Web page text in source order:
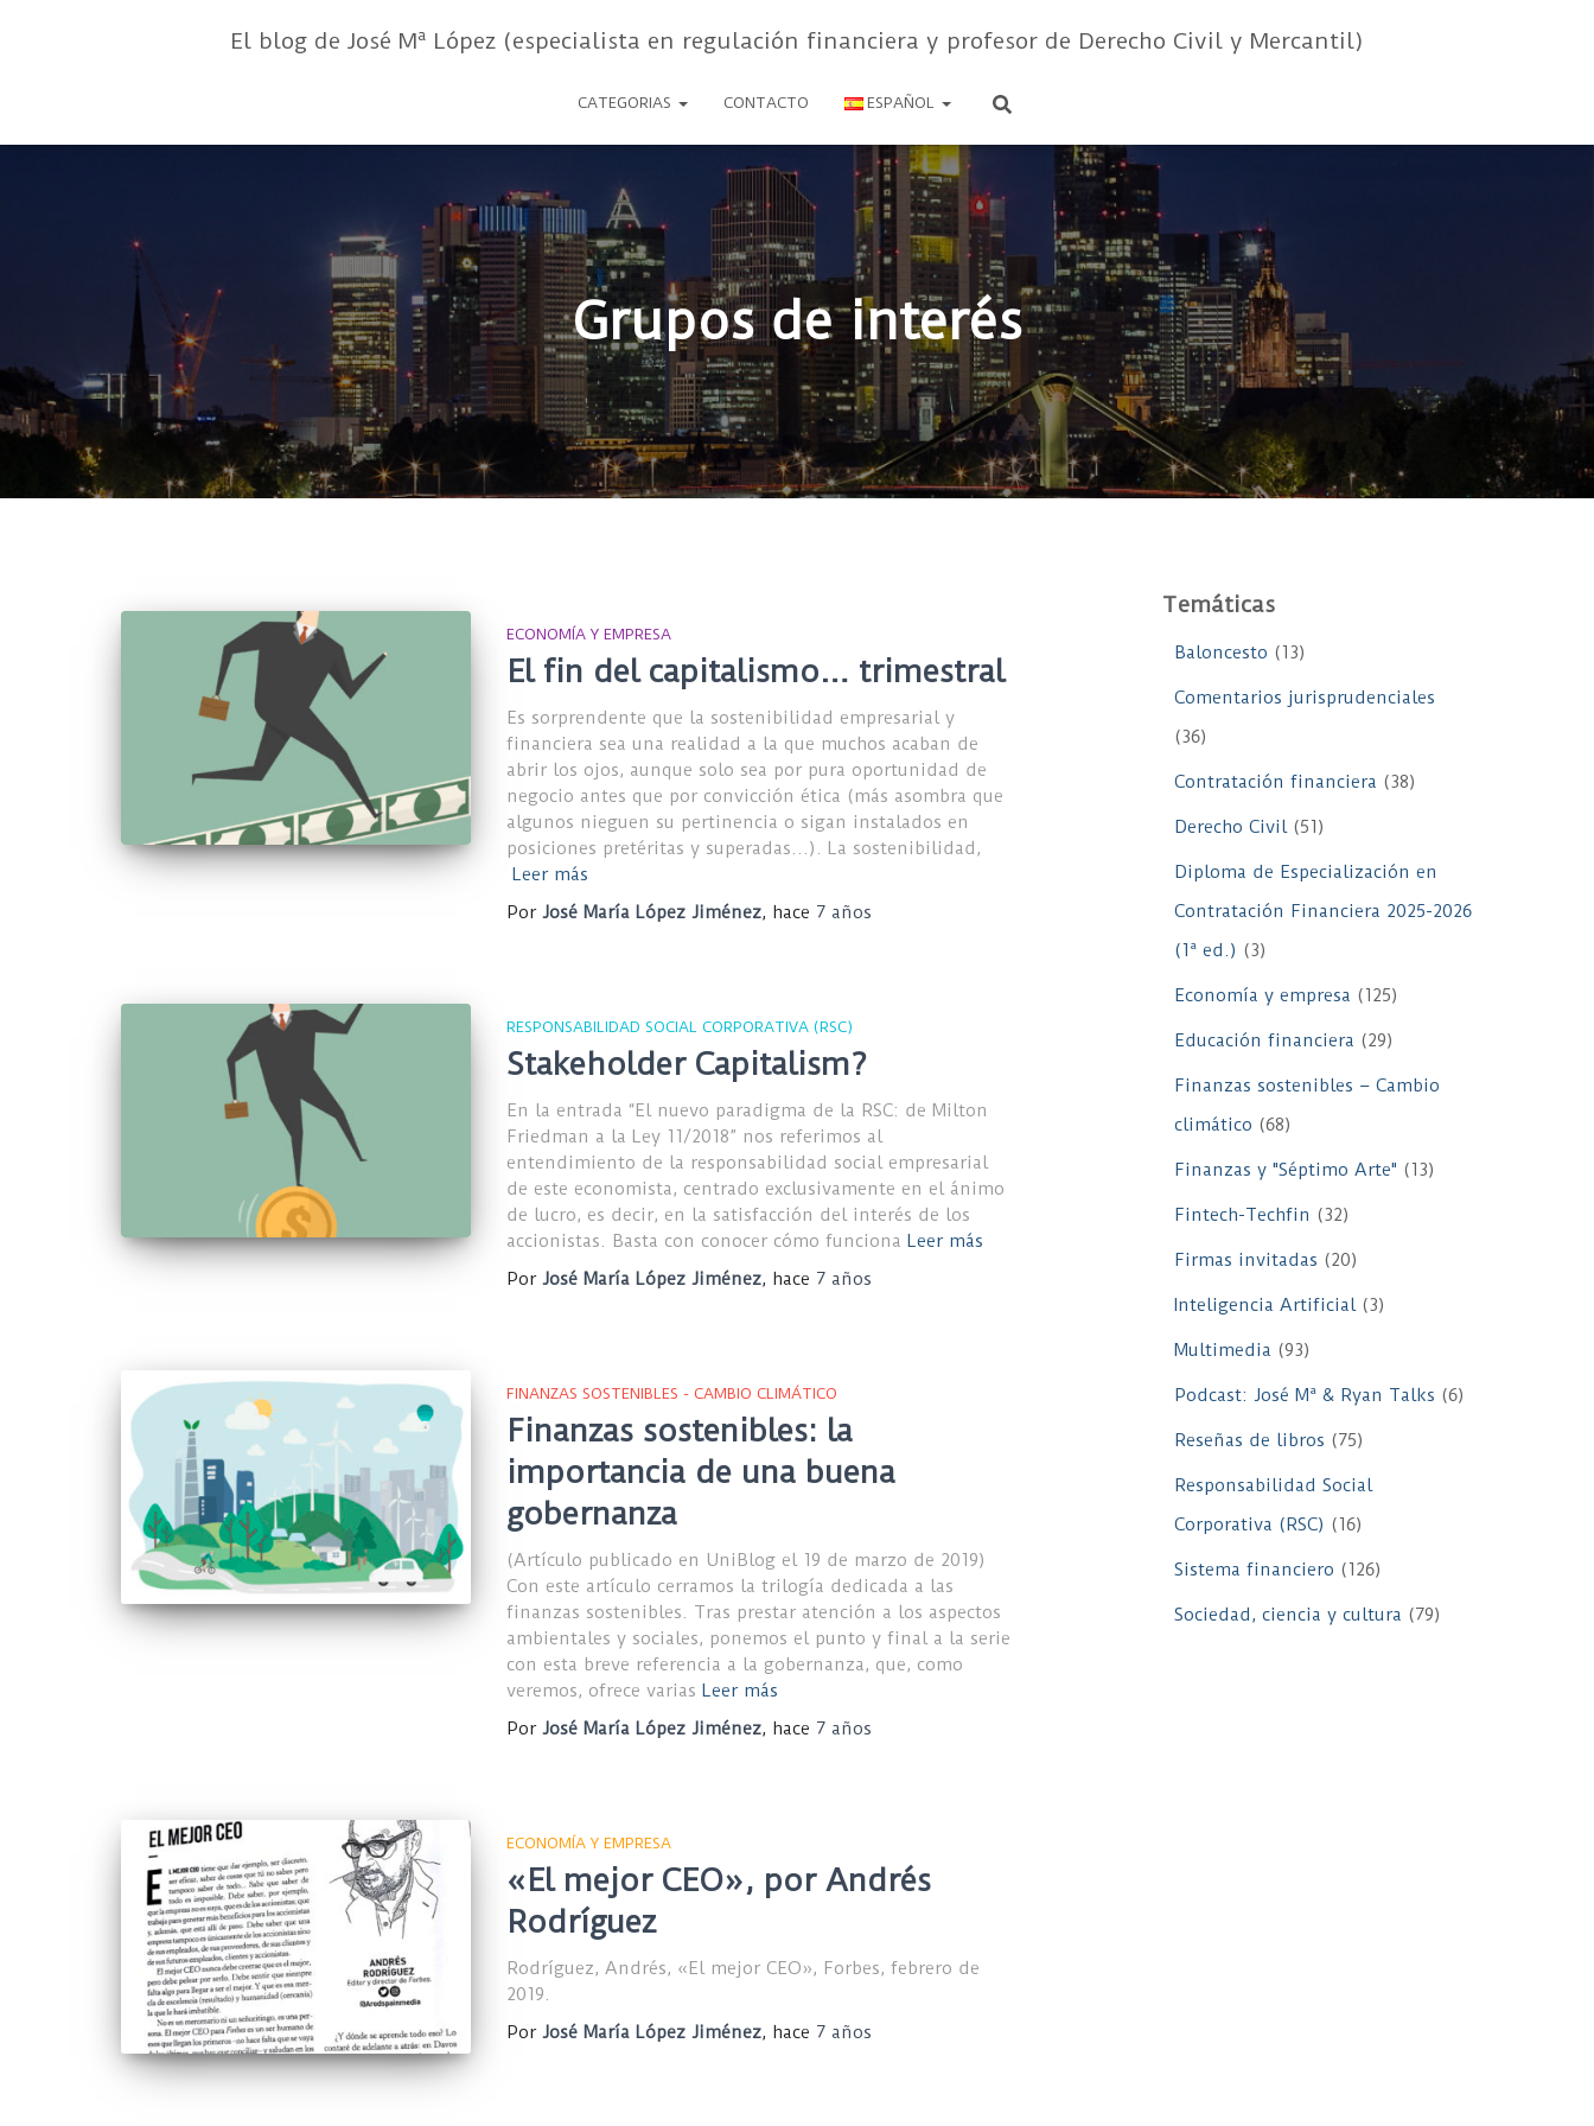
El blog de José Mª López (especialista en regulación financiera y profesor de Derecho Civil y Mercantil)
CATEGORIAS CONTACTO ESPAÑOL
Grupos de interés
ECONOMÍA Y EMPRESA
El fin del capitalismo… trimestral
Es sorprendente que la sostenibilidad empresarial y
financiera sea una realidad a la que muchos acaban de
abrir los ojos, aunque solo sea por pura oportunidad de
negocio antes que por convicción ética (más asombra que
algunos nieguen su pertinencia o sigan instalados en
posiciones pretéritas y superadas…). La sostenibilidad,
Leer más
Por José María López Jiménez, hace 7 años
RESPONSABILIDAD SOCIAL CORPORATIVA (RSC)
Stakeholder Capitalism?
En la entrada “El nuevo paradigma de la RSC: de Milton
Friedman a la Ley 11/2018” nos referimos al
entendimiento de la responsabilidad social empresarial
de este economista, centrado exclusivamente en el ánimo
de lucro, es decir, en la satisfacción del interés de los
accionistas. Basta con conocer cómo funciona Leer más
Por José María López Jiménez, hace 7 años
FINANZAS SOSTENIBLES - CAMBIO CLIMÁTICO
Finanzas sostenibles: la
importancia de una buena
gobernanza
(Artículo publicado en UniBlog el 19 de marzo de 2019)
Con este artículo cerramos la trilogía dedicada a las
finanzas sostenibles. Tras prestar atención a los aspectos
ambientales y sociales, ponemos el punto y final a la serie
con esta breve referencia a la gobernanza, que, como
veremos, ofrece varias Leer más
Por José María López Jiménez, hace 7 años
ECONOMÍA Y EMPRESA
«El mejor CEO», por Andrés
Rodríguez
Rodríguez, Andrés, «El mejor CEO», Forbes, febrero de
2019.
Por José María López Jiménez, hace 7 años
Temáticas
Baloncesto (13)
Comentarios jurisprudenciales
(36)
Contratación financiera (38)
Derecho Civil(51)
Diploma de Especialización en
Contratación Financiera 2025-2026
(1ª ed.) (3)
Economía y empresa (125)
Educación financiera (29)
Finanzas sostenibles – Cambio
climático (68)
Finanzas y "Séptimo Arte" (13)
Fintech-Techfin (32)
Firmas invitadas (20)
Inteligencia Artificial(3)
Multimedia (93)
Podcast: José Mª & Ryan Talks (6)
Reseñas de libros (75)
Responsabilidad Social
Corporativa (RSC) (16)
Sistema financiero (126)
Sociedad, ciencia y cultura (79)